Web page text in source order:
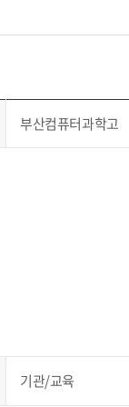
부산컴퓨터과학고
기관/교육